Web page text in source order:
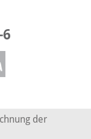
der